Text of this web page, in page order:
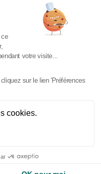
ce
votre visite...
sur le lien 'Préférences
cookies.